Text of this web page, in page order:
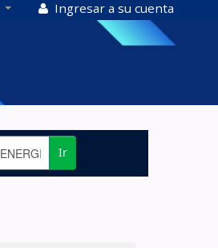
Ingresar a su cuenta
Ir